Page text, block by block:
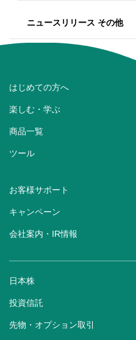
ニュースリリース その他
はじめての方へ
楽しむ・学ぶ
商品一覧
ツール
お客様サポート
キャンペーン
会社案内・IR情報
日本株
投資信託
先物・オプション取引